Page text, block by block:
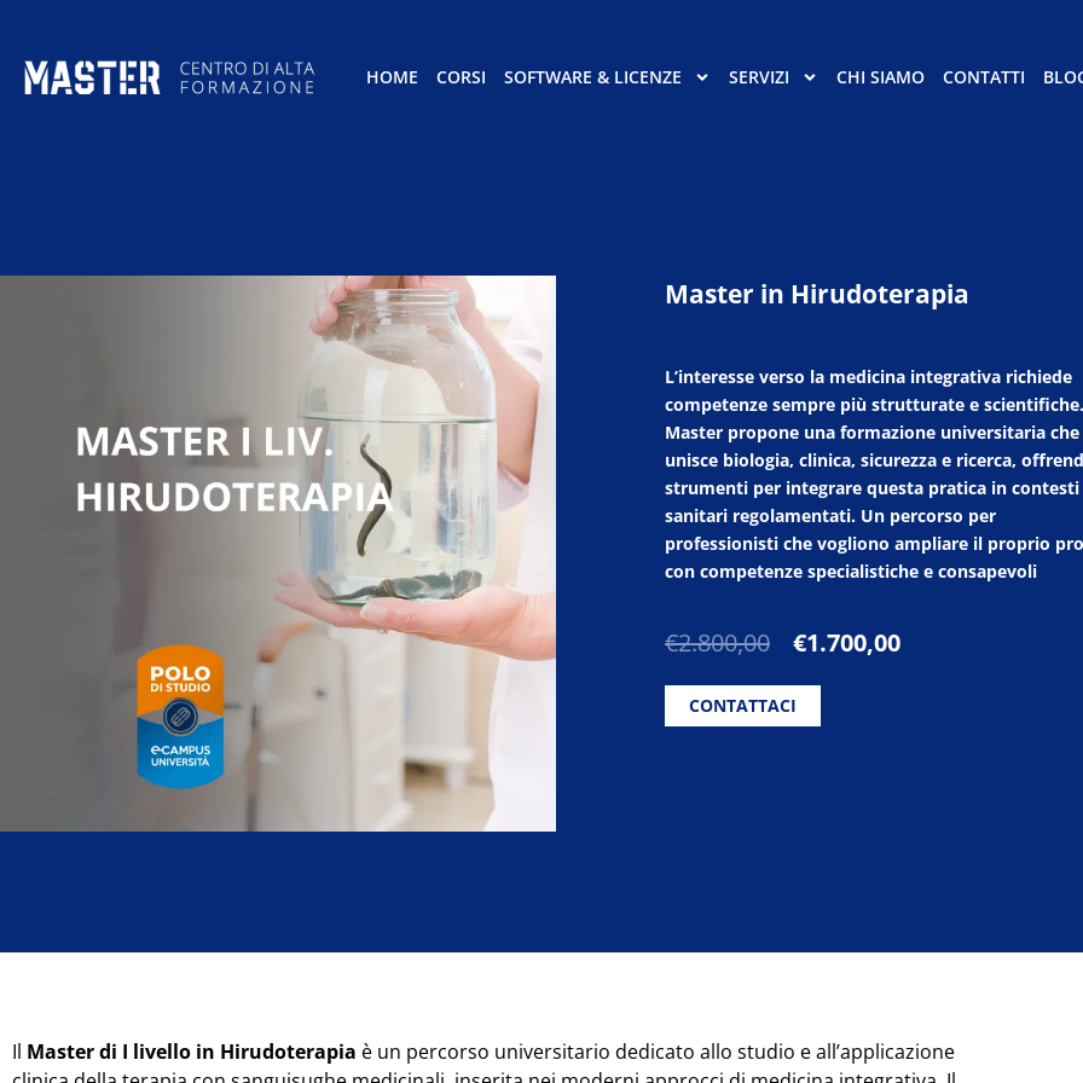
HOME CORSI SOFTWARE & LICENZE SERVIZI CHI SIAMO CONTATTI
Master in Hirudoterapia
L’interesse verso la medicina integrativa richiede
competenze sempre più strutturate e
Master propone una formazione universitaria che
unisce biologia, clinica, sicurezza e ricerca,
strumenti per integrare questa pratica in contesti
sanitari regolamentati. Un percorso per
professionisti che vogliono ampliare il proprio
con competenze specialistiche e consapevoli
€2.800,00
Il
originale
era:
€1.700,00Il
CONTATTACI
Il Master di I livello in Hirudoterapia è un percorso universitario dedicato allo studio e all’applicazione